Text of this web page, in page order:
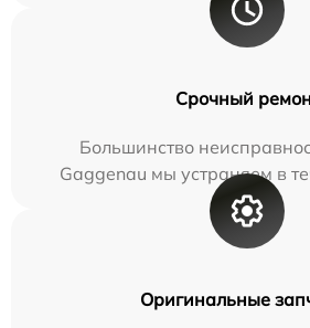
Срочный
Большинство
Gaggenau мы устраняем в
Оригинальные